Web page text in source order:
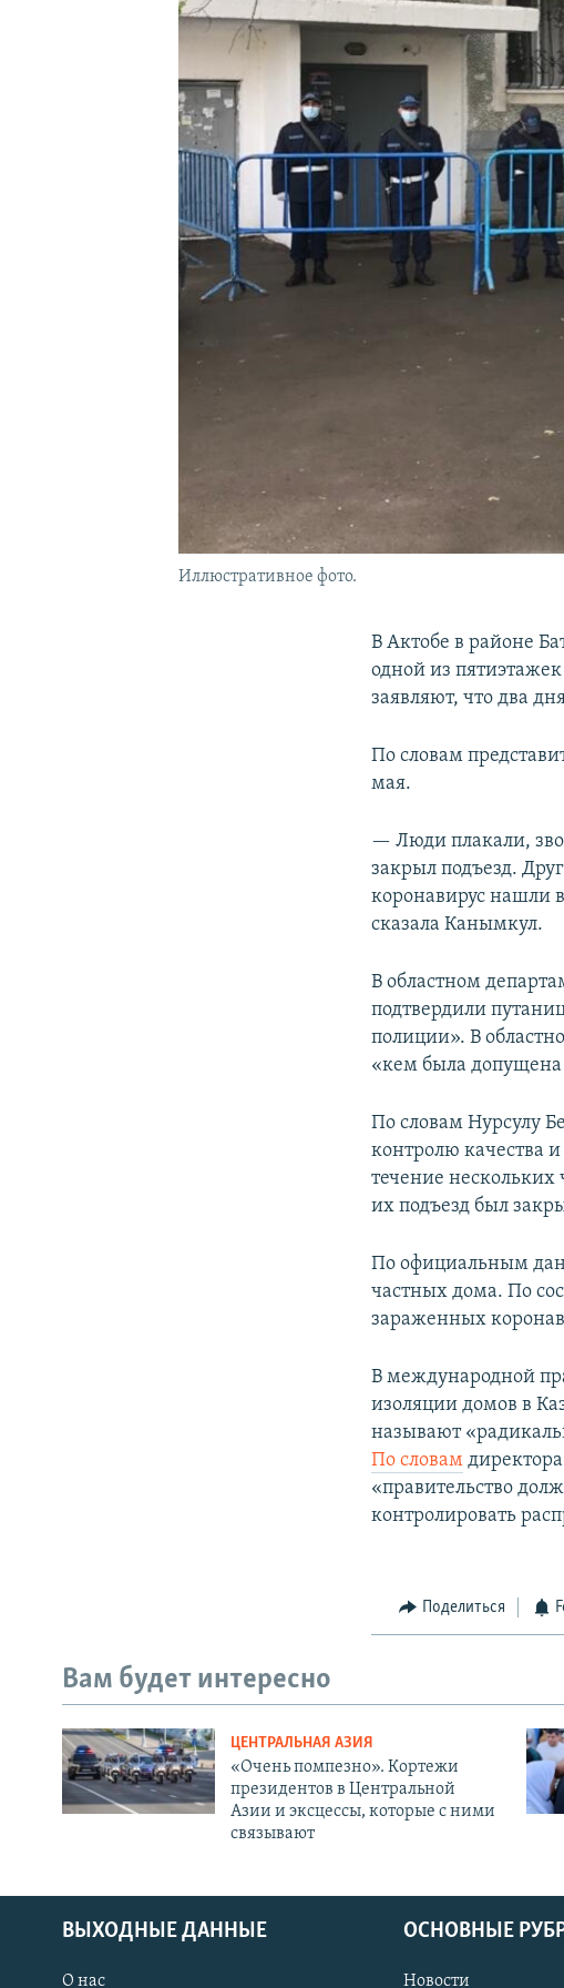
Иллюстративное фото.
В Актобе в районе
одной из
заявляют, что два
По словам
мая.
— Люди плакали,
закрыл подъезд.
коронавирус нашли
сказала Канымкул.
В областном
подтвердили
полиции». В
«кем была
По словам Нурсулу
контролю качества
течение нескольких
их подъезд был
По официальным
частных дома. По
зараженных
В международной
изоляции домов в
называют
По словам
«правительство
контролировать
Поделиться
Вам будет интересно
ЦЕНТРАЛЬНАЯ АЗИЯ
«Очень помпезно». Кортежи
президентов в Центральной
Азии и эксцессы, которые с ними
связывают
ВЫХОДНЫЕ ДАННЫЕ
О нас
ОСНОВНЫЕ
Новости